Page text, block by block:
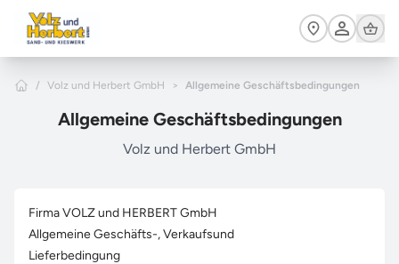
Zum Hauptinhalt springen
Home
Cart
/ Volz und Herbert GmbH > Allgemeine Geschäftsbedingungen
Allgemeine Geschäftsbedingungen
Volz und Herbert GmbH
Firma VOLZ und HERBERT GmbH
Allgemeine Geschäfts-, Verkaufsund
Lieferbedingung